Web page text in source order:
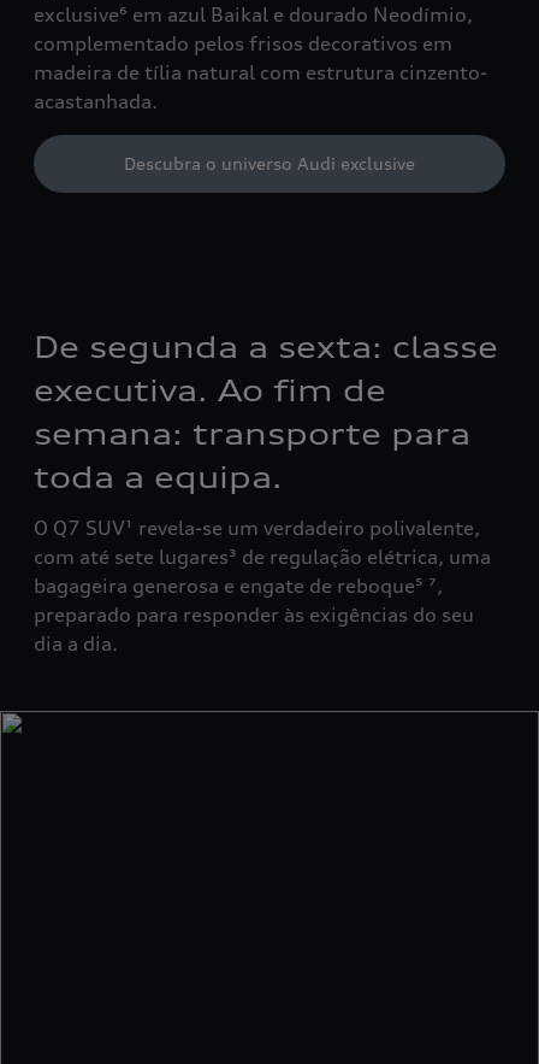
exclusive⁶ em azul Baikal e dourado Neodímio,
complementado pelos frisos decorativos em
madeira de tília natural com estrutura cinzento-
acastanhada.
Descubra o universo Audi exclusive
De segunda a sexta: classe
executiva. Ao fim de
semana: transporte para
toda a equipa.
O Q7 SUV¹ revela-se um verdadeiro polivalente,
com até sete lugares³ de regulação elétrica, uma
bagageira generosa e engate de reboque⁵ ⁷,
preparado para responder às exigências do seu
dia a dia.